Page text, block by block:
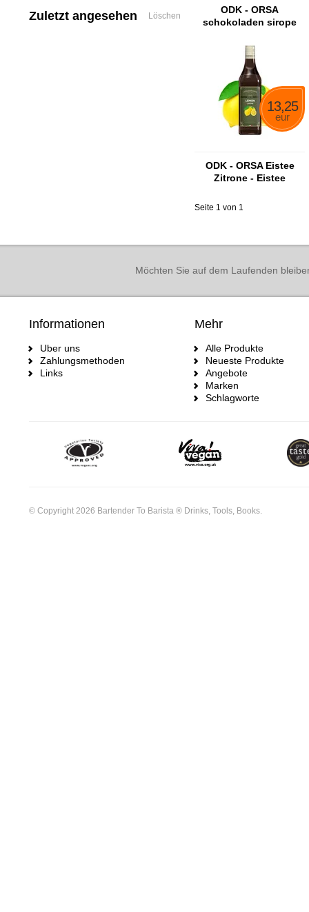
ODK - ORSA
schokoladen sirope
13,25
eur
ODK - ORSA Eistee
Zitrone - Eistee
Seite 1 von 1
Zuletzt angesehen Löschen
Möchten Sie auf dem Laufenden
Informationen
Uber uns
Zahlungsmethoden
Links
Mehr
Alle Produkte
Neueste Produkte
Angebote
Marken
Schlagworte
© Copyright 2026 Bartender To Barista ® Drinks, Tools, Books.